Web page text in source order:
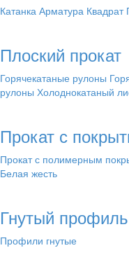
Катанка Арматура Квадрат
Плоский прокат
Горячекатаные рулоны
рулоны Холоднокатаный
Прокат с
Прокат с полимерным
Белая жесть
Гнутый профиль
Профили гнутые